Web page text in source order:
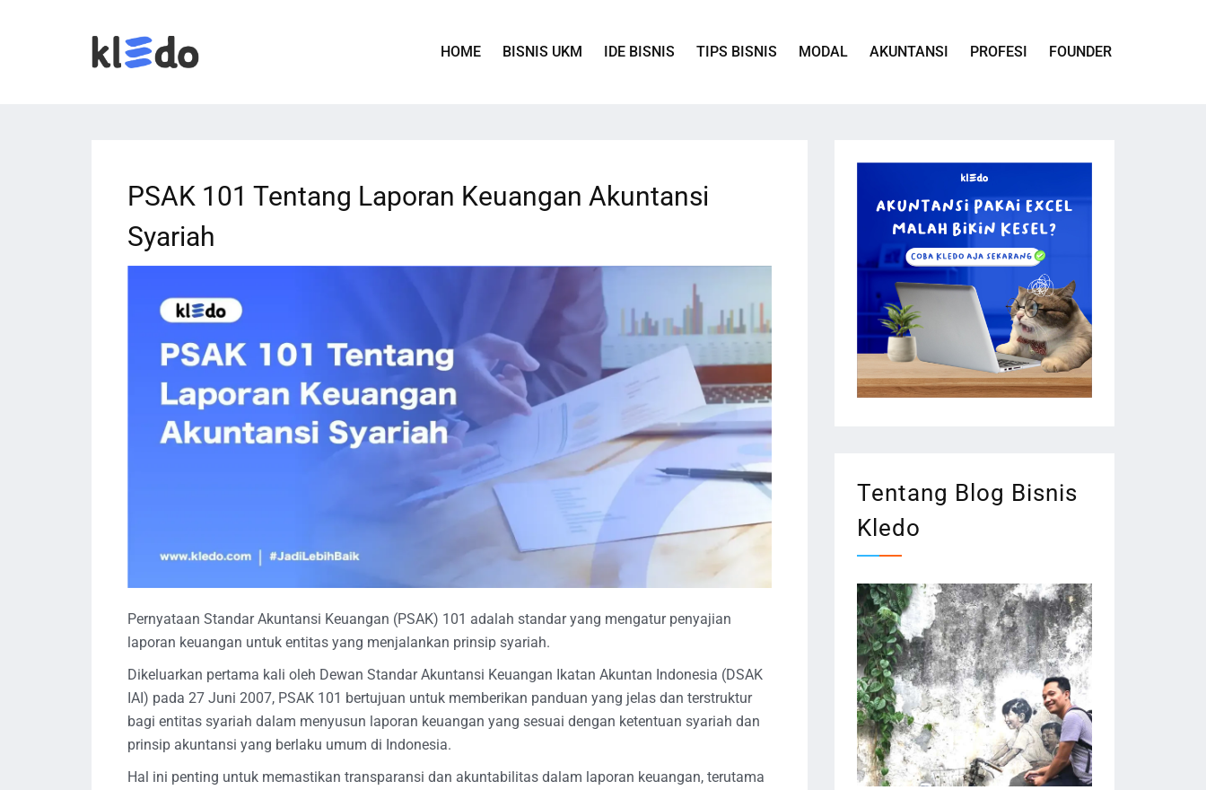
HOME BISNIS UKM IDE BISNIS TIPS BISNIS MODAL AKUNTANSI PROFESI FOUNDER
PSAK 101 Tentang Laporan Keuangan Akuntansi
Syariah
Pernyataan Standar Akuntansi Keuangan (PSAK) 101 adalah standar yang mengatur penyajian
laporan keuangan untuk entitas yang menjalankan prinsip syariah.
Dikeluarkan pertama kali oleh Dewan Standar Akuntansi Keuangan Ikatan Akuntan Indonesia (DSAK
IAI) pada 27 Juni 2007, PSAK 101 bertujuan untuk memberikan panduan yang jelas dan terstruktur
bagi entitas syariah dalam menyusun laporan keuangan yang sesuai dengan ketentuan syariah dan
prinsip akuntansi yang berlaku umum di Indonesia.
Hal ini penting untuk memastikan transparansi dan akuntabilitas dalam laporan keuangan, terutama
Tentang Blog Bisnis
Kledo